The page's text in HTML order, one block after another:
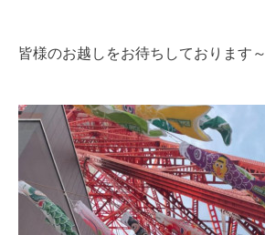
皆様のお越しをお待ちしております～